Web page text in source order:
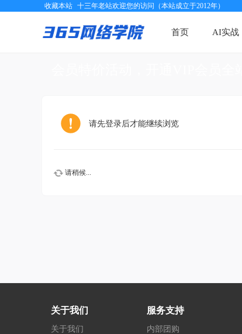
收藏本站 十三年老站欢迎您的访问（本站成立于2012年）
首页 AI实战
请先登录后才能继续浏览
请稍候...
关于我们
关于我们
服务支持
内部团购